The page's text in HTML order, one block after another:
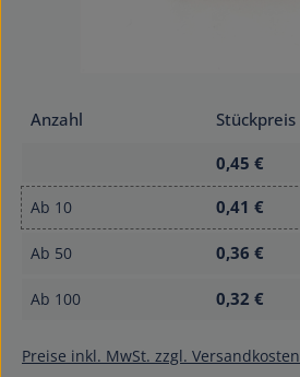
Anzahl
Stückpreis
0,45 €
Ab 10 0,41 €
Ab 50 0,36 €
Ab 100 0,32 €
Preise inkl. MwSt. zzgl. Versandkosten